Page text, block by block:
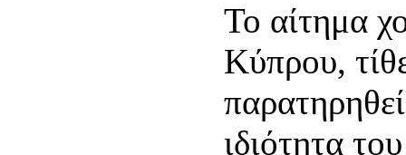
Το αίτημα
Κύπρου,
ιδιότητα